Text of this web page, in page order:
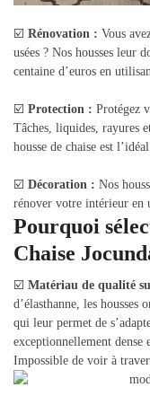
☑️ Rénovation : Vous
usées ? Nos housses leur
centaine d’euros en
☑️ Protection : Protégez
Tâches, liquides, rayures
housse de chaise est
☑️ Décoration : Nos
rénover votre intérieur en
Pourquoi
Chaise
☑️ Matériau de qualité
d’élasthanne, les housses
qui leur permet de
exceptionnellement dense
Impossible de voir à